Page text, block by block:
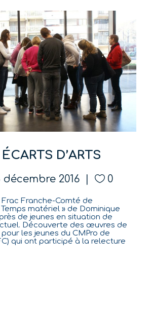
D’ARTS
décembre 2016 0
Franche-Comté de
matériel » de Dominique
de jeunes en situation de
Découverte des œuvres de
les jeunes du CMPro de
qui ont participé à la relecture